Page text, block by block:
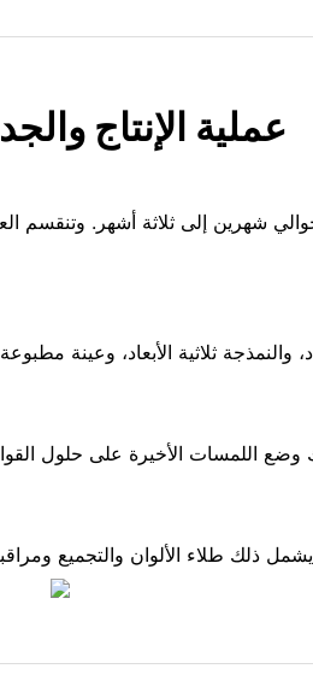
عملية الإنتاج
شهرين إلى ثلاثة أشهر. وتنقسم
ثلاثية الأبعاد، وعينة مطبوعة ثلاثية
اللمسات الأخيرة على حلول القوالب، وصنع